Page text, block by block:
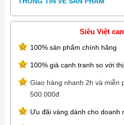
STOP
cạc đồ họa
Siêu Việt
100% sản phẩm chính hãng
100% giá cạnh tranh so với
Giao hàng nhanh 2h và miễn
500.000đ
Ưu đãi vàng dành cho doanh